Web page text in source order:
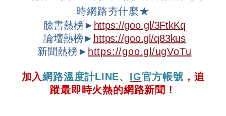
時網路夯什麼★
臉書熱榜► https://goo.gl/3FtkKq
論壇熱榜► https://goo.gl/q83kus
新聞熱榜► https://goo.gl/ugVoTu
加入網路溫度計LINE、 IG官方帳號 ，追
蹤最即時火熱的網路新聞！